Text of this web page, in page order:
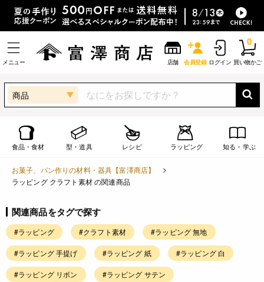
メニュー 店舗 会員登録 ログイン 買い物かご
0
商品
食品・食材 型・道具 レシピ ラッピング 知る・学ぶ
お菓子、パン作りの材料・器具【富澤商店】
ラッピング クラフト素材 の関連商品
関連商品をタグで探す
#ラッピング #クラフト素材 #ラッピング 無地
#ラッピング 手提げ #ラッピング 紙 #ラッピング 白
#ラッピング リボン #ラッピング サテン